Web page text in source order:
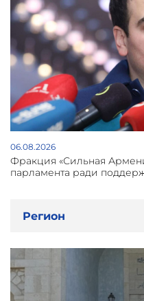
06.08.2026
Фракция «Сильная
парламента ради
Регион